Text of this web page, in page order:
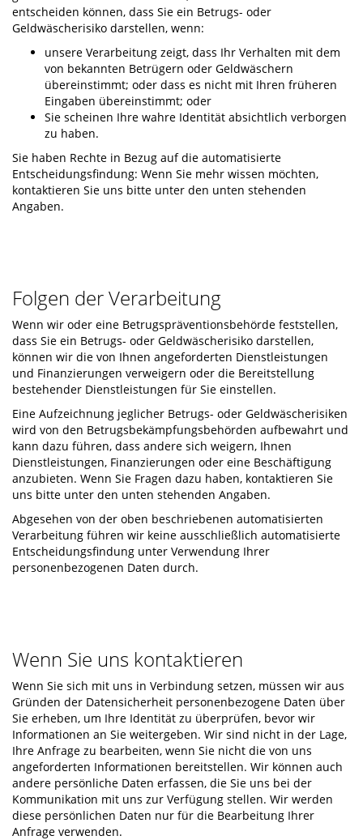
entscheiden können, dass Sie ein Betrugs- oder
Geldwäscherisiko darstellen, wenn:
unsere Verarbeitung zeigt, dass Ihr Verhalten mit dem
von bekannten Betrügern oder Geldwäschern
übereinstimmt; oder dass es nicht mit Ihren früheren
Eingaben übereinstimmt; oder
Sie scheinen Ihre wahre Identität absichtlich verborgen
zu haben.
Sie haben Rechte in Bezug auf die automatisierte
Entscheidungsfindung: Wenn Sie mehr wissen möchten,
kontaktieren Sie uns bitte unter den unten stehenden
Angaben.
Folgen der Verarbeitung
Wenn wir oder eine Betrugspräventionsbehörde feststellen,
dass Sie ein Betrugs- oder Geldwäscherisiko darstellen,
können wir die von Ihnen angeforderten Dienstleistungen
und Finanzierungen verweigern oder die Bereitstellung
bestehender Dienstleistungen für Sie einstellen.
Eine Aufzeichnung jeglicher Betrugs- oder Geldwäscherisiken
wird von den Betrugsbekämpfungsbehörden aufbewahrt und
kann dazu führen, dass andere sich weigern, Ihnen
Dienstleistungen, Finanzierungen oder eine Beschäftigung
anzubieten. Wenn Sie Fragen dazu haben, kontaktieren Sie
uns bitte unter den unten stehenden Angaben.
Abgesehen von der oben beschriebenen automatisierten
Verarbeitung führen wir keine ausschließlich automatisierte
Entscheidungsfindung unter Verwendung Ihrer
personenbezogenen Daten durch.
Wenn Sie uns kontaktieren
Wenn Sie sich mit uns in Verbindung setzen, müssen wir aus
Gründen der Datensicherheit personenbezogene Daten über
Sie erheben, um Ihre Identität zu überprüfen, bevor wir
Informationen an Sie weitergeben. Wir sind nicht in der Lage,
Ihre Anfrage zu bearbeiten, wenn Sie nicht die von uns
angeforderten Informationen bereitstellen. Wir können auch
andere persönliche Daten erfassen, die Sie uns bei der
Kommunikation mit uns zur Verfügung stellen. Wir werden
diese persönlichen Daten nur für die Bearbeitung Ihrer
Anfrage verwenden.